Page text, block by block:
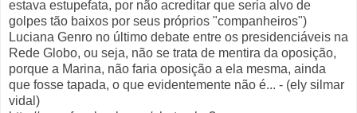
estava estupefata, por não acreditar que seria alvo de
golpes tão baixos por seus próprios "companheiros")
Luciana Genro no último debate entre os presidenciáveis na
Rede Globo, ou seja, não se trata de mentira da oposição,
porque a Marina, não faria oposição a ela mesma, ainda
que fosse tapada, o que evidentemente não é... - (ely silmar
vidal)